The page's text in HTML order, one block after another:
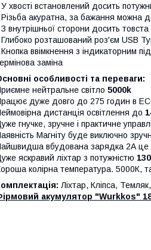
хвості встановлений досить
акуратна, за бажання можна
внутрішньої сторони досить
розташований роз'єм USB
ввімкнення з індикаторним
заміна
особливості та переваги:
нейтральне світло 5000k
дуже довго до 275 годин в
дистанція освітлення до
гнучке, зручне і практичне
Магніту буде виключно
вбудована зарядка 2А
яскравий ліхтар з потужністю
колірна температура. 5000К,
Ліхтар, Кліпса,
акумулятор "Wurkkos"